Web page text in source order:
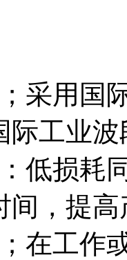
采用国
际工业
：低损
间，提
；在工